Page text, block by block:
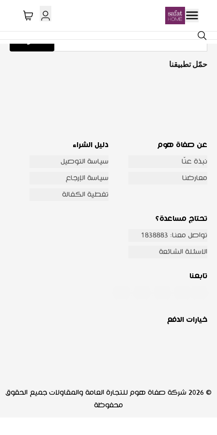
احصل على تحديثات عبر البريد الإلكتروني
اشترك
حمّل تطبيقنا
عن صفاة هوم
نبذة عنّا
معارضنا
دليل الشراء
سياسة التوصيل
سياسة الإرجاع
تغطية الكفالة
تحتاج مساعدة؟
تواصل معنا: 1838883
الاسئلة الشائعة
تابعنا
خيارات الدفع
© 2026 شركة صفاة هوم للتجارة العامة والمقاولات جميع الحقوق
محفوظة